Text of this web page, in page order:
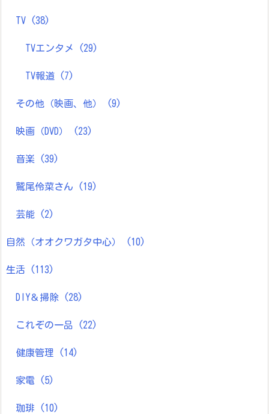
TV (38)
TVエンタメ (29)
TV報道 (7)
その他（映画、他） (9)
映画（DVD） (23)
音楽 (39)
鷲尾伶菜さん (19)
芸能 (2)
自然（オオクワガタ中心） (10)
生活 (113)
DIY＆掃除 (28)
これぞの一品 (22)
健康管理 (14)
家電 (5)
珈琲 (10)